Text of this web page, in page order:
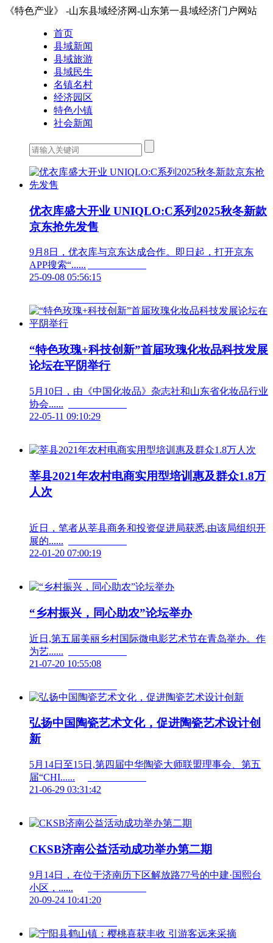
《特色产业》 -山东县域经济网-山东第一县域经济门户网站
首页
县域新闻
县域旅游
县域民生
名镇名村
经济园区
特色小镇
社会新闻
优衣库盛大开业 UNIQLO:C系列2025秋冬新款
京东抢先发售
9月8日，优衣库与京东达成合作。即日起，打开京东
25-09-08 05:56:15
“特色玫瑰+科技创新”首届玫瑰化妆品科技发展
论坛在平阴举行
5月10日，由《中国化妆品》杂志社和山东省化妆品行业
22-05-11 09:10:29
莘县2021年农村电商实用型培训惠及群众1.8万
人次
近日，笔者从莘县商务和投资促进局获悉,由该局组织开
22-01-20 07:00:19
“乡村振兴，同心助农”论坛举办
近日,第五届美丽乡村国际微电影艺术节在青岛举办。作
21-07-20 10:55:08
弘扬中国陶瓷艺术文化，促进陶瓷艺术设计创
新
5月14日至15日,第四届中华陶瓷大师联盟理事会、第五
21-06-29 03:31:42
CKSB济南公益活动成功举办第二期
9月14日，在位于济南历下区解放路77号的中建·国熙台
20-09-24 10:41:20